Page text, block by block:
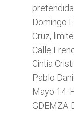
Domingo
Cruz,
Calle
Cintia
Pablo
Mayo 14.
GDEMZA-